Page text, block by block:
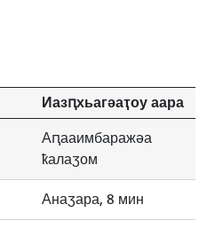
Иазԥхьагәаҭоу аара
Аԥааимбаражәа
ҟалаӡом
Анаӡара, 8 мин